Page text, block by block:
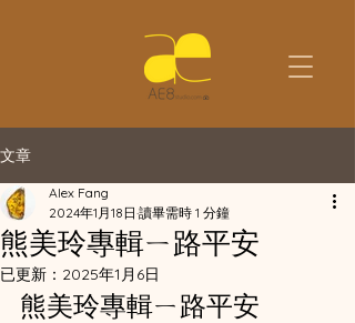
文章
熊美玲專輯ㄧ路平安
Alex Fang
2024年1月18日 讀畢需時 1 分鐘
已更新： 2025年1月6日
熊美玲專輯ㄧ路平安